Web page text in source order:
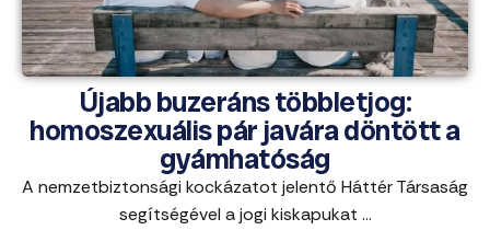
Újabb buzeráns többletjog:
homoszexuális pár javára döntött a
gyámhatóság
A nemzetbiztonsági kockázatot jelentő Háttér Társaság
segítségével a jogi kiskapukat ...